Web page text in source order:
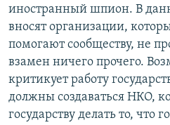
иностранный шпион. В
вносят организации,
помогают сообществу, не
взамен ничего прочего.
критикует работу
должны создаваться НКО,
государству делать то, что